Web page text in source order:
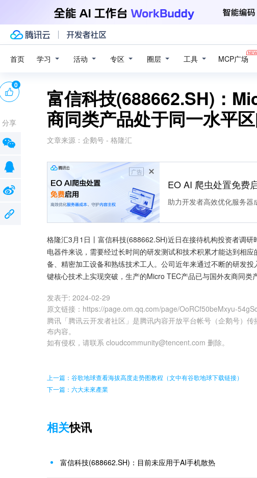
首页 学习 活动 专区 圈层 工具 MCP广场
富信科技(688662.SH)：
商同类产品处于同一水平
文章来源： 企鹅号 - 格隆汇
广告
EO AI 爬虫处置免费
助力开发者高效优化服务器
格隆汇3月1日丨富信科技(688662.SH)近日在接待机构投资者调
电器件来说，需要经过长时间的研发测试和技术积累才能达到相
备、精密加工设备和熟练技术工人。公司近年来通过不断的研发
键核心技术上实现突破，生产的Micro TEC产品已与国外友商同类
发表于: 2024-02-29
原文链接 ： https://page.om.qq.com/page/OoRCf50beMxyu-
腾讯「腾讯云开发者社区」是腾讯内容开放平台帐号（企鹅号）
布内容。
如有侵权，请联系 cloudcommunity@tencent.com 删除。
0
分享
上一篇：谷歌地球查看海拔高度走势图教程（文中有谷歌地球下载链接）
下一篇：六大未來產業
相关快讯
富信科技(688662.SH)：目前未应用于AI手机散热